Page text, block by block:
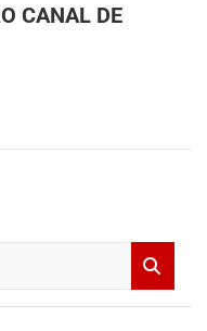
CANAL DE